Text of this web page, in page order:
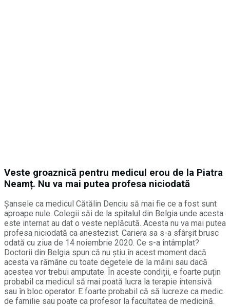
Veste groaznică pentru medicul erou de la Piatra
Neamț. Nu va mai putea profesa niciodată
Șansele ca medicul Cătălin Denciu să mai fie ce a fost sunt
aproape nule. Colegii săi de la spitalul din Belgia unde acesta
este internat au dat o veste neplăcută. Acesta nu va mai putea
profesa niciodată ca anestezist. Cariera sa s-a sfârșit brusc
odată cu ziua de 14 noiembrie 2020. Ce s-a întâmplat?
Doctorii din Belgia spun că nu știu în acest moment dacă
acesta va rămâne cu toate degetele de la mâini sau dacă
acestea vor trebui amputate. În aceste condiții, e foarte puțin
probabil ca medicul să mai poată lucra la terapie intensivă
sau în bloc operator. E foarte probabil că să lucreze ca medic
de familie sau poate ca profesor la facultatea de medicină.